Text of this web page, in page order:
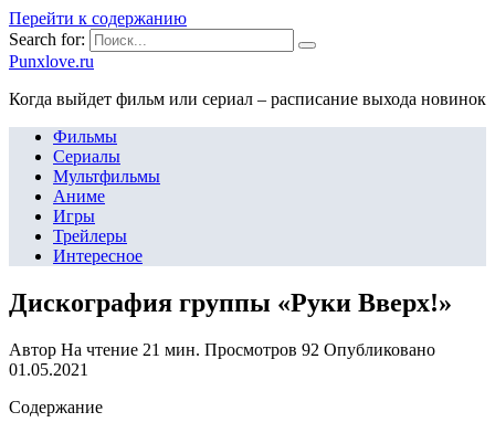
Перейти к содержанию
Search for:
Punxlove.ru
Когда выйдет фильм или сериал – расписание выхода новинок
Фильмы
Сериалы
Мультфильмы
Аниме
Игры
Трейлеры
Интересное
Дискография группы «Руки Вверх!»
Автор На чтение 21 мин. Просмотров 92 Опубликовано
01.05.2021
Содержание